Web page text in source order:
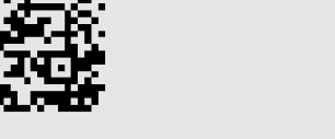
aus verschiedenen